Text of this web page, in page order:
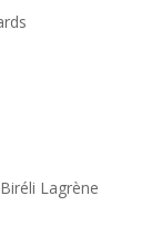
Biréli Lagrène